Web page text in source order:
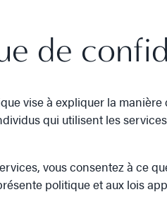
de
vise à expliquer la
qui utilisent les
vous consentez à ce
politique et aux lois